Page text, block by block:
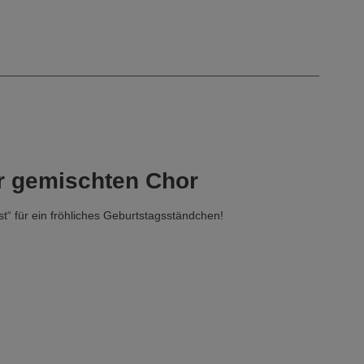
gemischten Chor
für ein fröhliches Geburtstagsständchen!